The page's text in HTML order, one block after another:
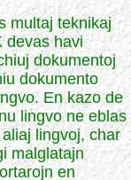
multaj teknikaj
devas havi
dokumentoj
dokumento
En kazo de
lingvo ne eblas
lingvoj, char
malglatajn
en